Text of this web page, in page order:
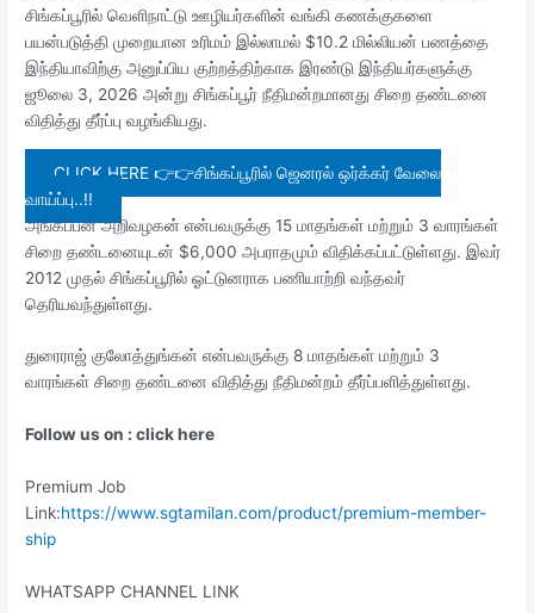
சிங்கப்பூரில் வெளிநாட்டு ஊழியர்களின் வங்கி கணக்குகளை
பயன்படுத்தி முறையான உரிமம் இல்லாமல் $10.2 மில்லியன் பணத்தை
இந்தியாவிற்கு அனுப்பிய குற்றத்திற்காக இரண்டு இந்தியர்களுக்கு
ஜூலை 3, 2026 அன்று சிங்கப்பூர் நீதிமன்றமானது சிறை தண்டனை
விதித்து தீர்ப்பு வழங்கியது.
CLICK HERE 👉👉சிங்கப்பூரில் ஜெனரல் ஒர்க்கர் வேலை
வாய்ப்பு..!!
அங்கப்பன் அறிவழகன் என்பவருக்கு 15 மாதங்கள் மற்றும் 3 வாரங்கள்
சிறை தண்டனையுடன் $6,000 அபராதமும் விதிக்கப்பட்டுள்ளது. இவர்
2012 முதல் சிங்கப்பூரில் ஓட்டுனராக பணியாற்றி வந்தவர்
தெரியவந்துள்ளது.
துரைராஜ் குலோத்துங்கன் என்பவருக்கு 8 மாதங்கள் மற்றும் 3
வாரங்கள் சிறை தண்டனை விதித்து நீதிமன்றம் தீர்ப்பளித்துள்ளது.
Follow us on : click here
Premium Job
Link:https://www.sgtamilan.com/product/premium-member-
ship
WHATSAPP CHANNEL LINK